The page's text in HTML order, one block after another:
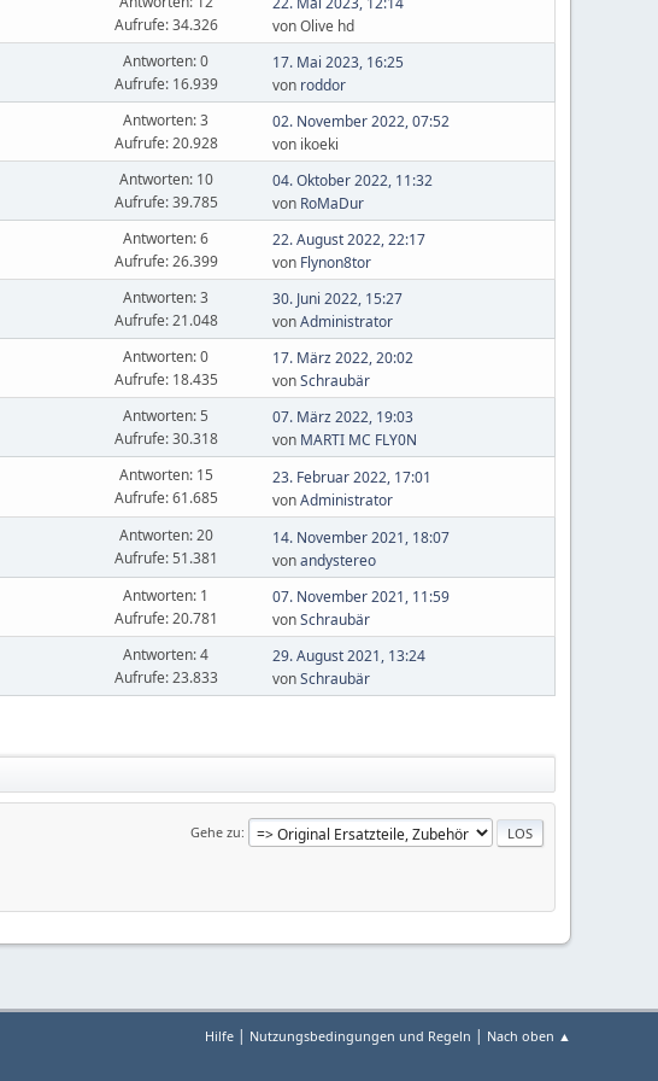
Aufrufe: 34.326
von Olive hd
Antworten: 0
Aufrufe: 16.939
17. Mai 2023, 16:25
von roddor
Antworten: 3
Aufrufe: 20.928
02. November 2022, 07:52
von ikoeki
Antworten: 10
Aufrufe: 39.785
04. Oktober 2022, 11:32
von RoMaDur
Antworten: 6
Aufrufe: 26.399
22. August 2022, 22:17
von Flynon8tor
Antworten: 3
Aufrufe: 21.048
30. Juni 2022, 15:27
vonAdministrator
Antworten: 0
Aufrufe: 18.435
17. März 2022, 20:02
vonSchraubär
Antworten: 5
Aufrufe: 30.318
07. März 2022, 19:03
von MARTI MC FLY0N
Antworten: 15
Aufrufe: 61.685
23. Februar 2022, 17:01
vonAdministrator
Antworten: 20
Aufrufe: 51.381
14. November 2021, 18:07
vonandystereo
Antworten: 1
Aufrufe: 20.781
07. November 2021, 11:59
vonSchraubär
Antworten: 4
Aufrufe: 23.833
29. August 2021, 13:24
vonSchraubär
Gehe zu
Hilfe | Nutzungsbedingungen und Regeln | Nach oben ▲